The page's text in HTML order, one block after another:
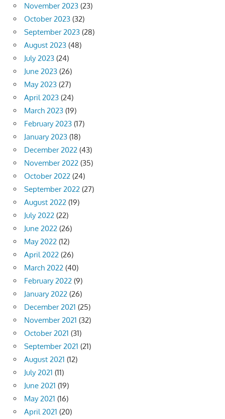
November 2023 (23)
October 2023 (32)
September 2023 (28)
August 2023 (48)
July 2023 (24)
June 2023 (26)
May 2023 (27)
April 2023 (24)
March 2023 (19)
February 2023 (17)
January 2023 (18)
December 2022 (43)
November 2022 (35)
October 2022 (24)
September 2022 (27)
August 2022 (19)
July 2022 (22)
June 2022 (26)
May 2022 (12)
April 2022 (26)
March 2022 (40)
February 2022 (9)
January 2022 (26)
December 2021 (25)
November 2021 (32)
October 2021 (31)
September 2021 (21)
August 2021 (12)
July 2021 (11)
June 2021 (19)
May 2021 (16)
April 2021 (20)